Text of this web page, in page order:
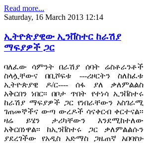
Read more...
Saturday, 16 March 2013 12:14
ኢትዮጵያዊው ኢንቨስተር ከራሽያ
ማፍያዎች ጋር
ባለፈው ሳምንት በራሽያ ሰባት ሬስቶራንቶች
ስላሏቸውና በቢሾፍቱ ---ሪዞርትን ስለከፈቱ
ኢትዮጵያዊ ዶ/ር---- ሰፋ ያለ ቃለምልልስ
አቅርበን ነበር፡፡ በቦታ ጥበት የተነሳ ኢንቨስተሩ
ከራሽያ ማፍያዎች ጋር የነበራቸውን አስገራሚ
ገጠመኞችና ውጣ ውረዶች ሳናቀርብ ቀርተናል፡፡
ዛሬ ይሄን ታሪካቸውን እንደሚከተለው
አቅርበነዋል፡፡ ከኢንቨስተሩ ጋር ቃለምልልሱን
ያደረገችው የአዲስ አድማስ ጋዜጠኛ አበባየሁ